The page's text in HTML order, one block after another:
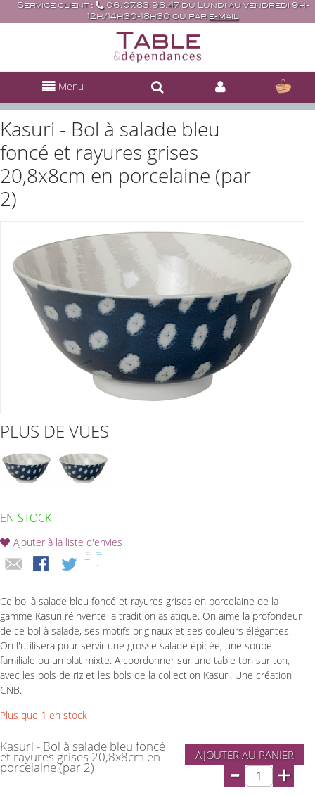
Service client :
06.07.83.98.47 du Lundi au vendredi 9h-
12h/14h30-18h30 ou par e-mail
Menu
Kasuri - Bol à salade bleu
foncé et rayures grises
20,8x8cm en porcelaine (par
2)
PLUS DE VUES
EN STOCK
Ajouter à la liste d'envies
Ce bol à salade bleu foncé et rayures grises en porcelaine de la
gamme Kasuri réinvente la tradition asiatique. On aime la profondeur
de ce bol à salade, ses motifs originaux et ses couleurs élégantes.
On l'utilisera pour servir une grosse salade épicée, une soupe
familiale ou un plat mixte. A coordonner sur une table ton sur ton,
avec les bols de riz et les bols de la collection Kasuri. Une création
CNB.
Plus que 1 en stock
Kasuri - Bol à salade bleu foncé
et rayures grises 20,8x8cm en
porcelaine (par 2)
AJOUTER AU PANIER
- +